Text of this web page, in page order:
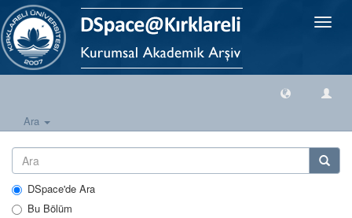
Geçiş
Ara
DSpace'de Ara
Bu Bölüm